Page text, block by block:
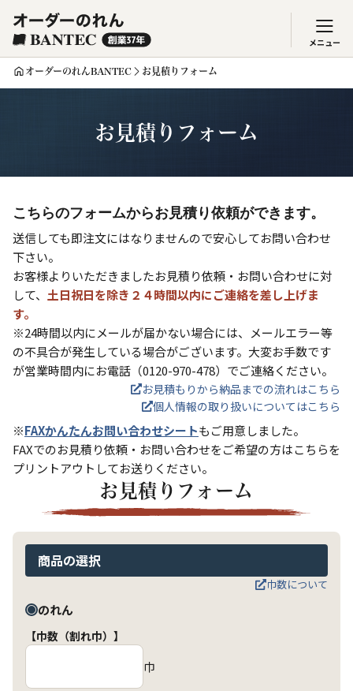
メニュー
オーダーのれんBANTEC お見積りフォーム
お見積りフォーム
こちらのフォームからお見積り依頼ができます。
送信しても即注文にはなりませんので安心してお問い合わせ
下さい。
お客様よりいただきましたお見積り依頼・お問い合わせに対
して、 土日祝日を除き２４時間以内にご連絡を差し上げま
す。
※24時間以内にメールが届かない場合には、メールエラー等
の不具合が発生している場合がございます。大変お手数です
が営業時間内にお電話（0120-970-478）でご連絡ください。
お見積もりから納品までの流れはこちら
個人情報の取り扱いについてはこちら
※FAXかんたんお問い合わせシートもご用意しました。
FAXでのお見積り依頼・お問い合わせをご希望の方はこちらを
プリントアウトしてお送りください。
お見積りフォーム
商品の選択
巾数について
のれん
【巾数（割れ巾）】
巾